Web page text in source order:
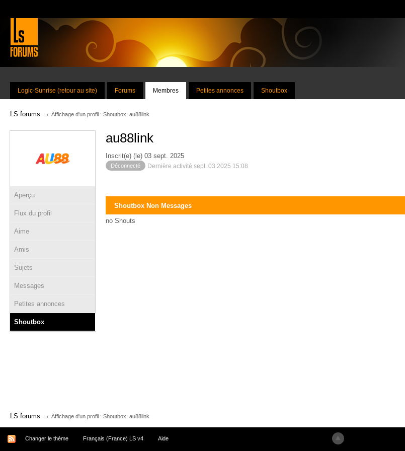
Logic-Sunrise (retour au site) Forums Membres Petites annonces Shoutbox
LS forums → Affichage d'un profil : Shoutbox: au88link
Aperçu
Flux du profil
Aime
Amis
Sujets
Messages
Petites annonces
Shoutbox
au88link
Inscrit(e) (le) 03 sept. 2025
Déconnecté Dernière activité sept. 03 2025 15:08
Shoutbox Non Messages
no Shouts
LS forums → Affichage d'un profil : Shoutbox: au88link
Changer le thème Français (France) LS v4 Aide